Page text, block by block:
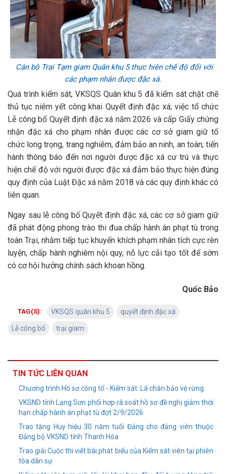
Cán bộ Trại Tạm giam Quân khu 5 thực hiện chế độ đối với
các phạm nhân được đặc xá.
Quá trình kiểm sát, VKSQS Quân khu 5 đã kiểm sát chặt chẽ
thủ tục niêm yết công khai Quyết định đặc xá; việc tổ chức
Lễ công bố Quyết định đặc xá năm 2026 và cấp Giấy chứng
nhận đặc xá cho phạm nhân được các cơ sở giam giữ tổ
chức long trọng, trang nghiêm, đảm bảo an ninh, an toàn; tiến
hành thông báo đến nơi người được đặc xá cư trú và thực
hiện chế độ với người được đặc xá đảm bảo thực hiện đúng
quy định của Luật Đặc xá năm 2018 và các quy định khác có
liên quan.
Ngay sau lễ công bố Quyết định đặc xá, các cơ sở giam giữ
đã phát động phong trào thi đua chấp hành án phạt tù trong
toàn Trại, nhằm tiếp tục khuyến khích phạm nhân tích cực rèn
luyện, chấp hành nghiêm nội quy, nỗ lực cải tạo tốt để sớm
có cơ hội hưởng chính sách khoan hồng.
Quốc Bảo
TAG(S): VKSQS quân khu 5 quyết định đặc xá
Lễ công bố trại giam
TIN TỨC LIÊN QUAN
Chương trình Hồ sơ công tố - Kiểm sát: Lá chắn bảo vệ rừng
VKSND tỉnh Lạng Sơn phối hợp rà soát hồ sơ đề nghị giảm thời
hạn chấp hành án phạt tù đợt 2/9/2026
Trao tặng Huy hiệu 30 năm tuổi Đảng cho đảng viên thuộc
Đảng bộ VKSND tỉnh Thanh Hóa
Trao giải Cuộc thi viết bài phát biểu của Kiểm sát viên tại phiên
tòa dân sự